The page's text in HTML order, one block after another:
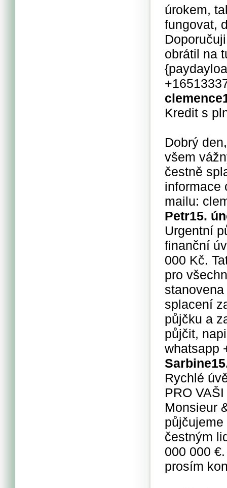
úrokem,
fungovat,
obrátil na
clemence
Kredit s
Dobrý
všem
čestně
informace
mailu:
Petr15.
Urgentní
finanční
000 Kč.
pro
splacení
půjčku a
půjčit,
whatsapp
Sarbine
Rychlé
PRO
Monsieur
čestným
000 000
prosím